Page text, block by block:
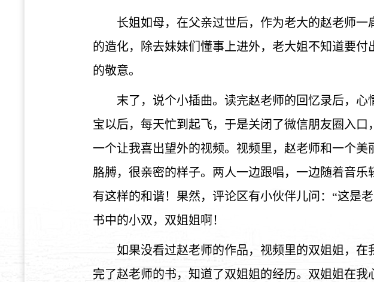
长姐如母，在父亲过世后，作为老大的赵老师
的造化，除去妹妹们懂事上进外，老大姐不知道要
的敬意。
末了，说个小插曲。读完赵老师的回忆录后，
宝以后，每天忙到起飞，于是关闭了微信朋友圈入
一个让我喜出望外的视频。视频里，赵老师和一个
胳膊，很亲密的样子。两人一边跟唱，一边随着音
有这样的和谐！果然，评论区有小伙伴儿问：“这是
书中的小双，双姐姐啊！
如果没看过赵老师的作品，视频里的双姐姐，
完了赵老师的书，知道了双姐姐的经历。双姐姐在